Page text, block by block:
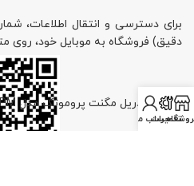
برای دسترسی و انتقال اطلاعات،
دقیق) فروشگاه به موبایل خود، روی
تعمیرات
حساب من
دریل مگنت پروموتک مدل PRO-36 PM